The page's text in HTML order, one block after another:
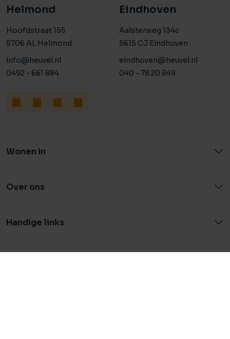
Helmond
Hoofdstraat 155
5706 AL Helmond
info@heuvel.nl
0492 - 661 884
Eindhoven
Aalsterweg 134c
5615 CJ Eindhoven
eindhoven@heuvel.nl
040 - 78 20 849
Wonen in
Over ons
Handige links